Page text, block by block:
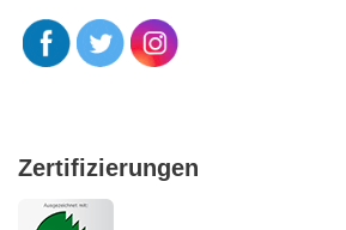
Zertifizierungen